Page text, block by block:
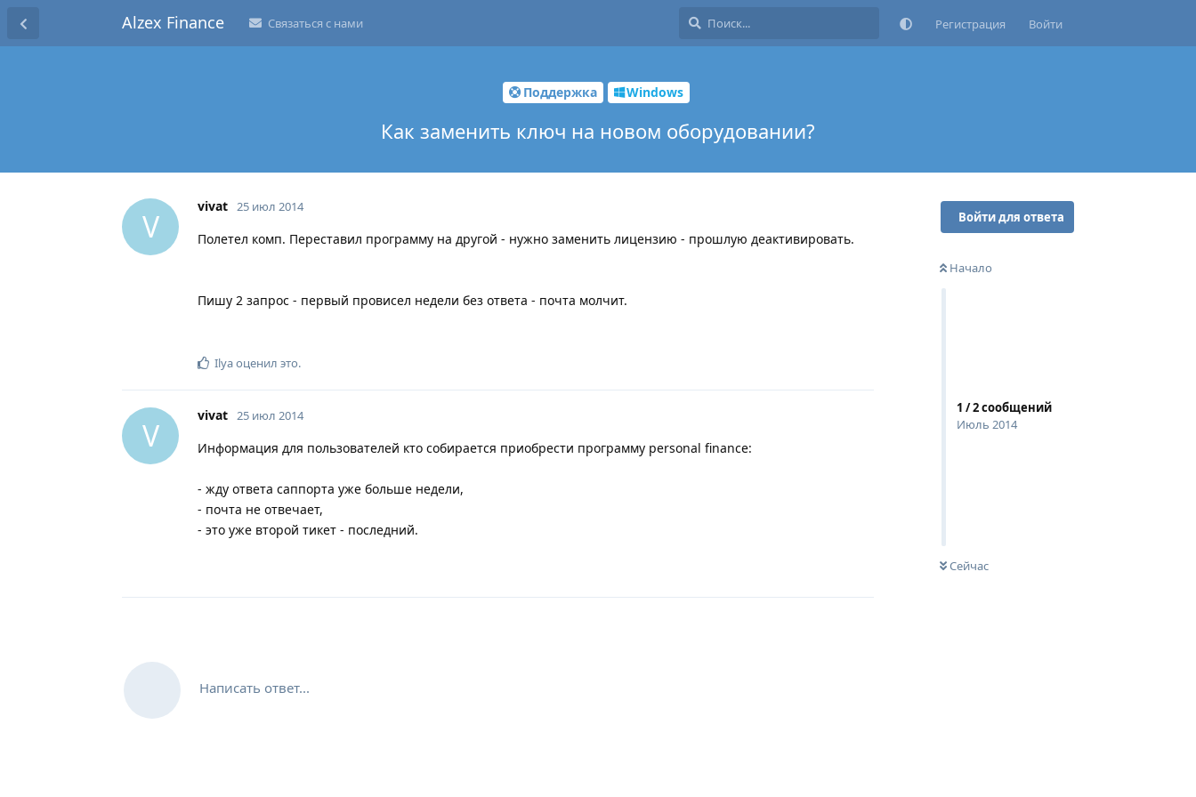
Alzex Finance Связаться с нами Регистрация Войти
Поддержка Windows
Как заменить ключ на новом оборудовании?
Войти для ответа
Начало
1 /2сообщений
Июль 2014
Сейчас
V
vivat 25 июл 2014
Полетел комп. Переставил программу на другой - нужно заменить лицензию - прошлую деактивировать.
Пишу 2 запрос - первый провисел недели без ответа - почта молчит.
Ilyaоценил это.
V
vivat 25 июл 2014
Информация для пользователей кто собирается приобрести программу personal finance:
- жду ответа саппорта уже больше недели,
- почта не отвечает,
- это уже второй тикет - последний.
Написать ответ...